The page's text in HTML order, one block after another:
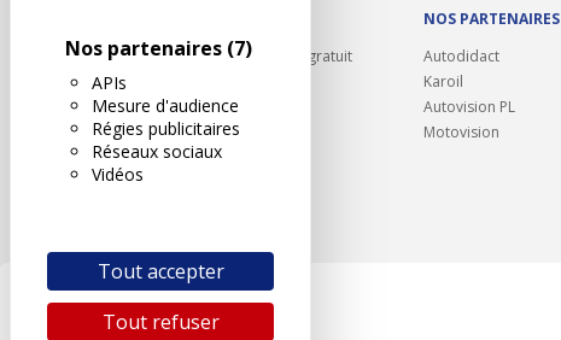
Nos partenaires (7)
APIs
Mesure d'audience
Régies publicitaires
Réseaux sociaux
Vidéos
Tout accepter
Tout refuser
Rappel contrôle technique gratuit
Partenariats/Remises
Liens utiles
Contact
Plan du site
NOS PARTENAIRES
Autodidact
Karoil
Autovision PL
Motovision